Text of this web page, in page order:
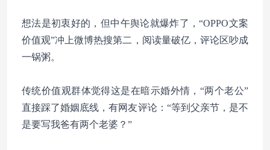
想法是初衷好的，但中午舆论就爆炸了，“OPPO文案
价值观”冲上微博热搜第二，阅读量破亿，评论区吵成
一锅粥。
传统价值观群体觉得这是在暗示婚外情，“两个老公”
直接踩了婚姻底线，有网友评论：“等到父亲节，是不
是要写我爸有两个老婆？”